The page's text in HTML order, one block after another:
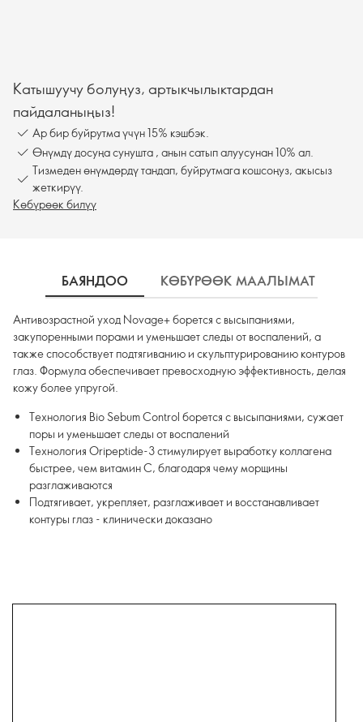
Катышуучу болуңуз, артыкчылыктардан
пайдаланыңыз!
Ар бир буйрутма үчүн 15% кэшбэк.
Өнүмдү досуңа сунушта , анын сатып алуусунан 10% ал.
Тизмеден өнүмдөрдү тандап, буйрутмага кошсоңуз, акысыз
жеткирүү.
Көбүрөөк билүү
БАЯНДОО КӨБҮРӨӨК МААЛЫМАТ
Антивозрастной уход Novage+ борется с высыпаниями,
закупоренными порами и уменьшает следы от воспалений, а
также способствует подтягиванию и скульптурированию контуров
глаз. Формула обеспечивает превосходную эффективность, делая
кожу более упругой.
Технология Bio Sebum Control борется с высыпаниями, сужает
поры и уменьшает следы от воспалений
Технология Oripeptide-3 стимулирует выработку коллагена
быстрее, чем витамин С, благодаря чему морщины
разглаживаются
Подтягивает, укрепляет, разглаживает и восстанавливает
контуры глаз - клинически доказано